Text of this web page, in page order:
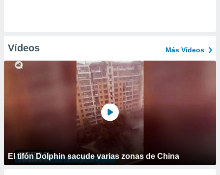
Vídeos Más Vídeos
El tifón Dolphin sacude varias zonas de China